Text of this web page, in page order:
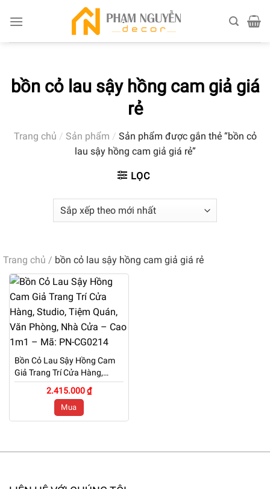
bồn cỏ lau sậy hồng cam giả giá
rẻ
Trang chủ / Sản phẩm / Sản phẩm được gắn thẻ “bồn cỏ
lau sậy hồng cam giả giá rẻ”
LỌC
Trang chủ / bồn cỏ lau sậy hồng cam giả giá rẻ
Bồn Cỏ Lau Sậy Hồng Cam
Giả Trang Trí Cửa Hàng,
Studio, Tiệm Quán, Văn
Phòng, Nhà Cửa – Cao 1m1
– Mã: PN-CG0214
2.415.000 ₫
Mua